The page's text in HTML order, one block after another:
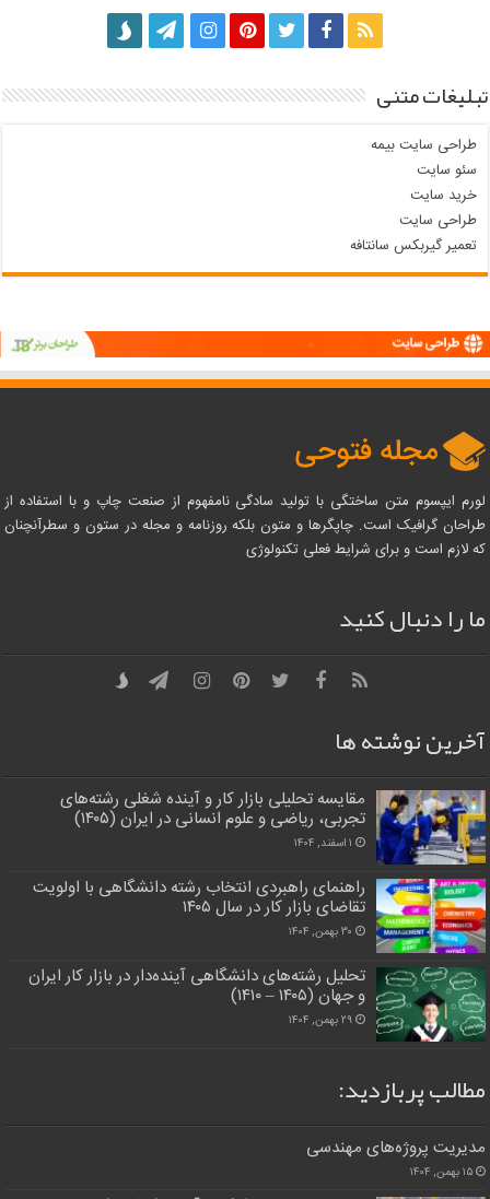
تبلیغات متنی
طراحی سایت بیمه
سئو سایت
خرید سایت
طراحی سایت
تعمیر گیربکس سانتافه
لورم ایپسوم متن ساختگی با تولید سادگی نامفهوم از صنعت چاپ و با استفاده از
طراحان گرافیک است. چاپگرها و متون بلکه روزنامه و مجله در ستون و سطرآنچنان
که لازم است و برای شرایط فعلی تکنولوژی
ما را دنبال کنید
آخرین نوشته ها
مقایسه تحلیلی بازار کار و آینده شغلی رشته‌های
تجربی، ریاضی و علوم انسانی در ایران (۱۴۰۵)
۱ اسفند, ۱۴۰۴
راهنمای راهبردی انتخاب رشته دانشگاهی با اولویت
تقاضای بازار کار در سال ۱۴۰۵
۳۰ بهمن, ۱۴۰۴
تحلیل رشته‌های دانشگاهی آینده‌دار در بازار کار ایران
و جهان (۱۴۰۵ – ۱۴۱۰)
۲۹ بهمن, ۱۴۰۴
مطالب پربازدید:
مدیریت پروژه‌های مهندسی
۱۵ بهمن, ۱۴۰۴